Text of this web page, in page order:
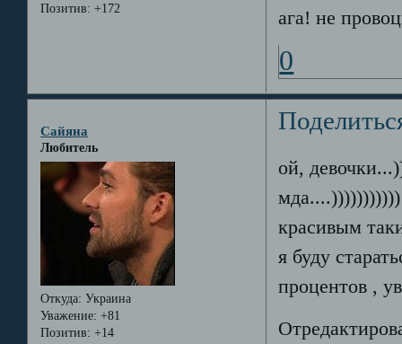
Позитив: +172 ага! не
0
Сайяна
Любитель
Откуда: Украина
Уважение: +81
Позитив: +14
ой,
мда....)))))))))))
красивым
я буду
процентов ,